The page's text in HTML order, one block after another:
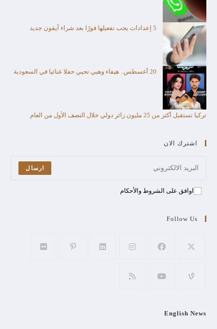
5 إعدادات يجب تفعيلها فورًا بعد شراء آيفون جديد
20 أغسطس.. هيفاء وهبي تحيي حفلا غنائيا في السعودية
تركيا تستقبل أكثر من 25 مليون زائر دولي خلال النصف الأول من العام​
اشترك الان
ارسال
اوافق على الشروط والأحكام
Follow Us
English News